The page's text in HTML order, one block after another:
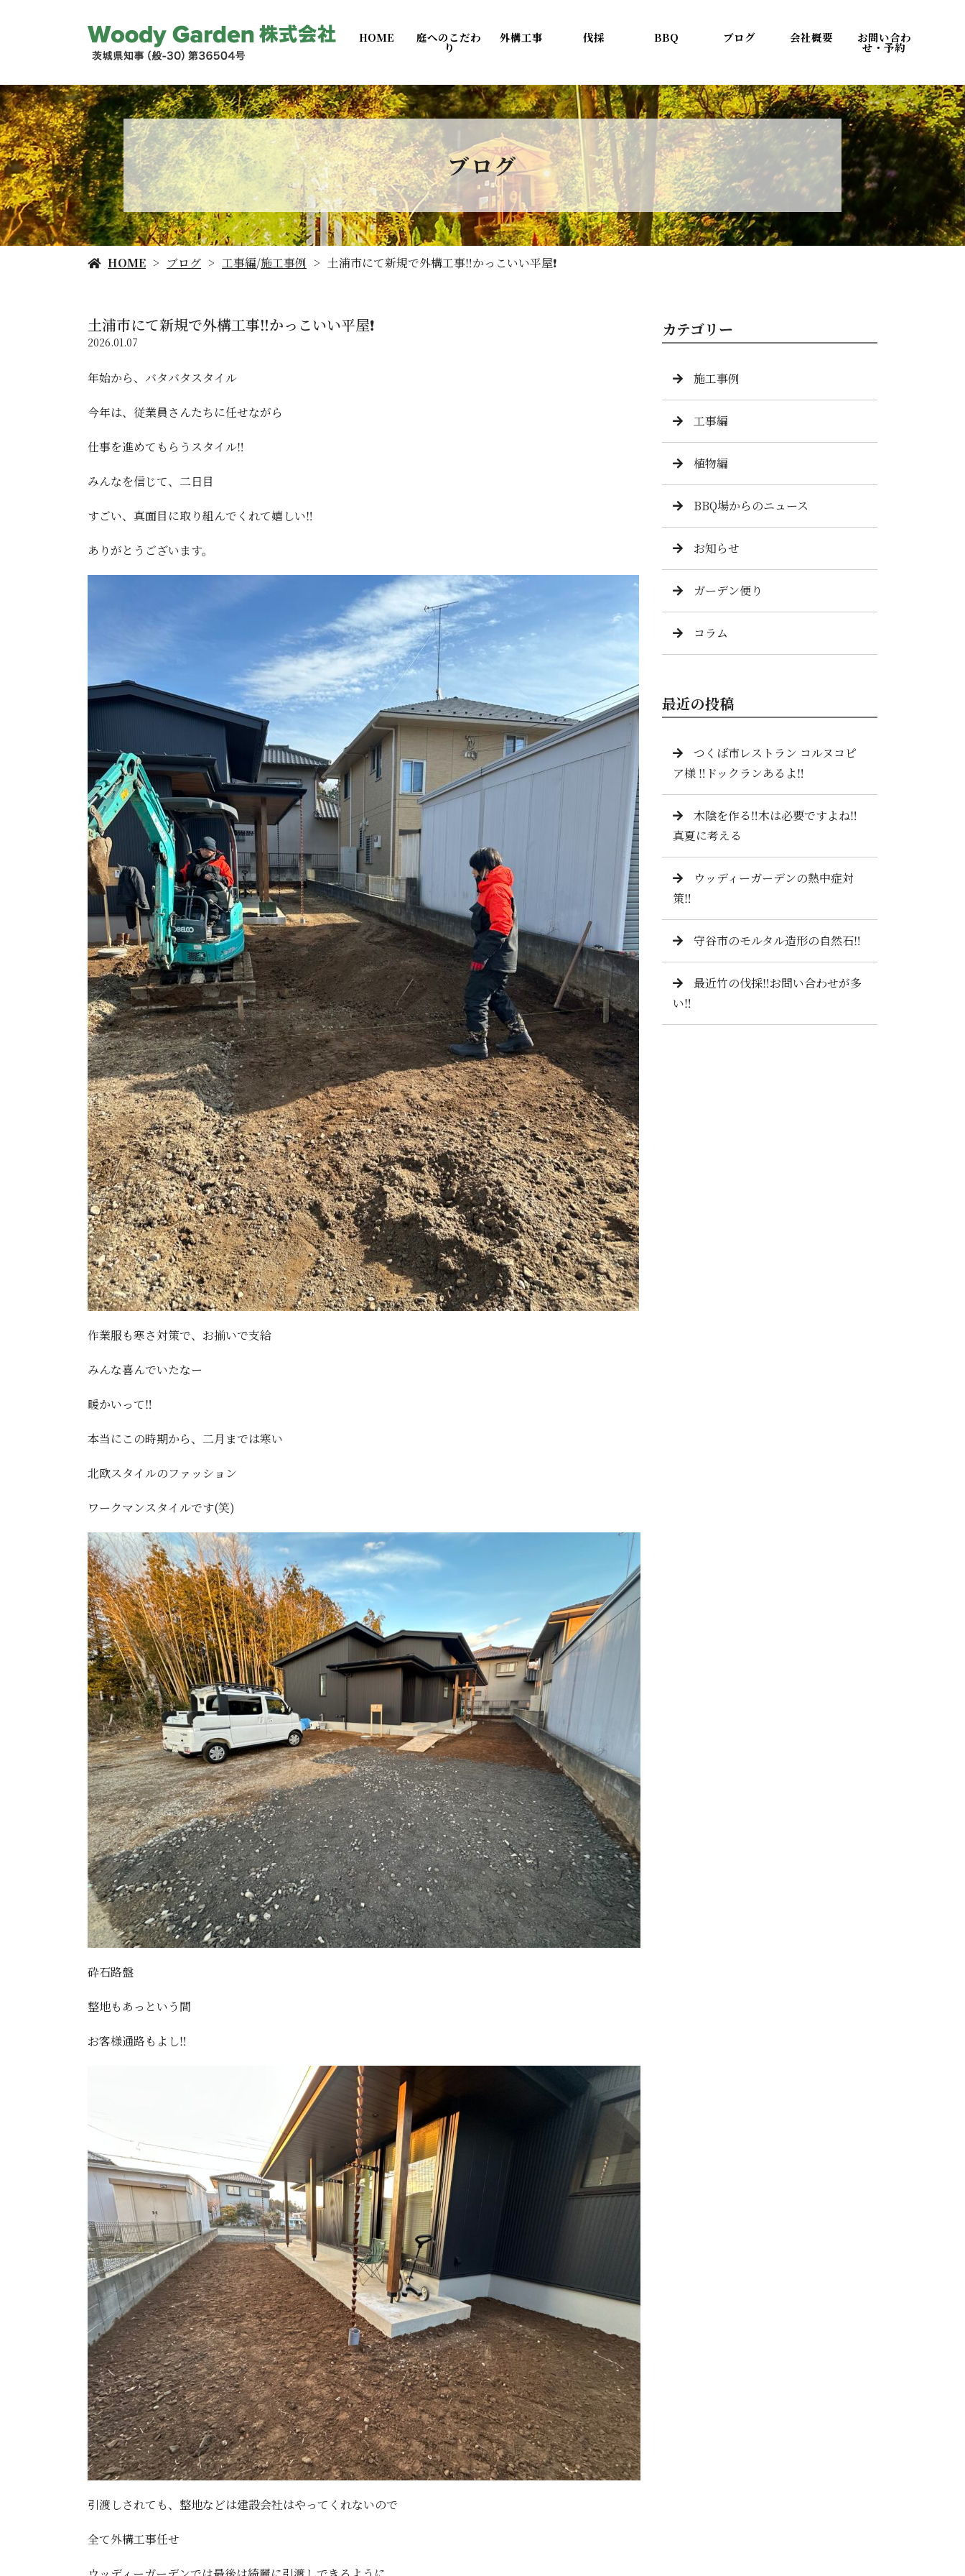
HOME 庭へのこだわ
り
外構工事 伐採 BBQ ブログ 会社概要 お問い合わ
せ・予約
ブログ
HOME ブログ 工事編/施工事例 土浦市にて新規で外構工事‼️かっこいい平屋❗️
土浦市にて新規で外構工事‼️かっこいい平屋❗️
2026.01.07
年始から、バタバタスタイル
今年は、従業員さんたちに任せながら
仕事を進めてもらうスタイル‼️
みんなを信じて、二日目
すごい、真面目に取り組んでくれて嬉しい‼️
ありがとうございます。
作業服も寒さ対策で、お揃いで支給
みんな喜んでいたなー
暖かいって‼️
本当にこの時期から、二月までは寒い
北欧スタイルのファッション
ワークマンスタイルです(笑)
砕石路盤
整地もあっという間
お客様通路もよし‼️
引渡しされても、整地などは建設会社はやってくれないので
全て外構工事任せ
カテゴリー
施工事例
工事編
植物編
BBQ場からのニュース
お知らせ
ガーデン便り
コラム
最近の投稿
つくば市レストラン コルヌコピ
ア様 ‼️ドックランあるよ‼️
木陰を作る‼️木は必要ですよね‼️
真夏に考える
ウッディーガーデンの熱中症対
策‼️
守谷市のモルタル造形の自然石‼️
最近竹の伐採‼️お問い合わせが多
い‼️